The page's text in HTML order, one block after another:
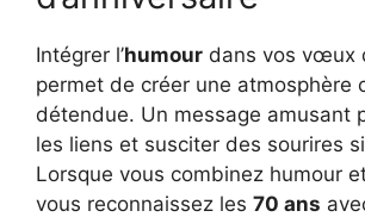
Intégrer l’humour dans vos vœux
permet de créer une atmosphère
détendue. Un message amusant
les liens et susciter des sourires
Lorsque vous combinez humour
vous reconnaissez les 70 ans